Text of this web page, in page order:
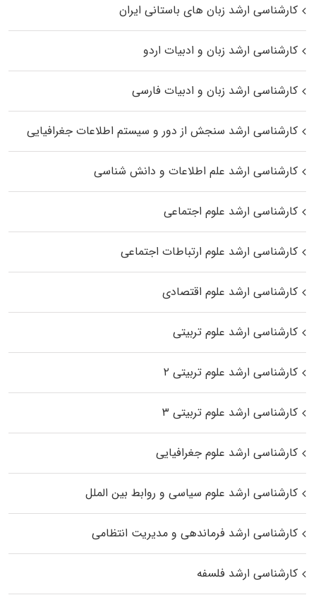
کارشناسی ارشد زبان‌ های باستانی ایران
کارشناسی ارشد زبان و ادبیات اردو
کارشناسی ارشد زبان و ادبیات فارسی
کارشناسی ارشد سنجش از دور و سیستم اطلاعات جغرافیایی
کارشناسی ارشد علم اطلاعات و دانش شناسی
کارشناسی ارشد علوم اجتماعی
کارشناسی ارشد علوم ارتباطات اجتماعی
کارشناسی ارشد علوم اقتصادی
کارشناسی ارشد علوم تربیتی
کارشناسی ارشد علوم تربیتی ۲
کارشناسی ارشد علوم تربیتی ۳
کارشناسی ارشد علوم جغرافیایی
کارشناسی ارشد علوم سیاسی و روابط بین الملل
کارشناسی ارشد فرماندهی و مدیریت انتظامی
کارشناسی ارشد فلسفه